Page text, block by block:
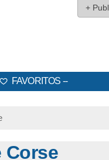
+
FAVORITOS
Corse